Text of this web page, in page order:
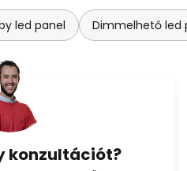
led panel Dimmelhető led
konzultációt?